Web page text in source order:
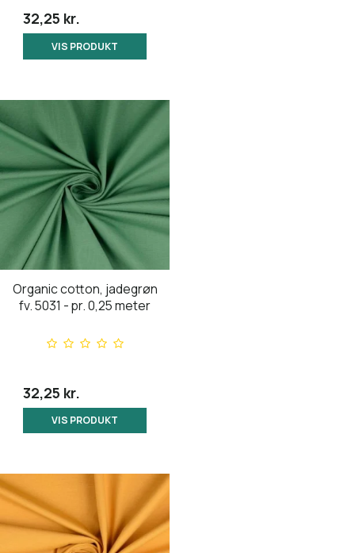
32,25 kr.
VIS PRODUKT
Organic cotton, jadegrøn
fv. 5031 - pr. 0,25 meter
32,25 kr.
VIS PRODUKT